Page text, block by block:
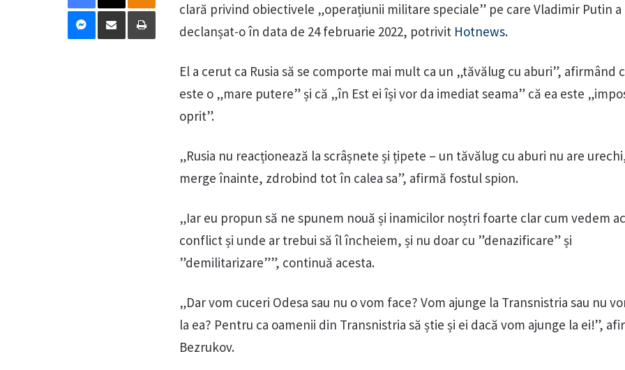
clară privind obiectivele „operațiunii militare speciale” pe care Vladimir Putin a
declanșat-o în data de 24 februarie 2022, potrivit Hotnews.
El a cerut ca Rusia să se comporte mai mult ca un „tăvălug cu aburi”, afirmând
este o „mare putere” și că „în Est ei își vor da imediat seama” că ea este
oprit”.
„Rusia nu reacționează la scrâșnete și țipete – un tăvălug cu aburi nu are
merge înainte, zdrobind tot în calea sa”, afirmă fostul spion.
„Iar eu propun să ne spunem nouă și inamicilor noștri foarte clar cum vedem
conflict și unde ar trebui să îl încheiem, și nu doar cu ”denazificare” și
”demilitarizare””, continuă acesta.
„Dar vom cuceri Odesa sau nu o vom face? Vom ajunge la Transnistria sau nu
la ea? Pentru ca oamenii din Transnistria să știe și ei dacă vom ajunge la ei!”,
Bezrukov.
Messenger
Distribuie prin mail Tipărește